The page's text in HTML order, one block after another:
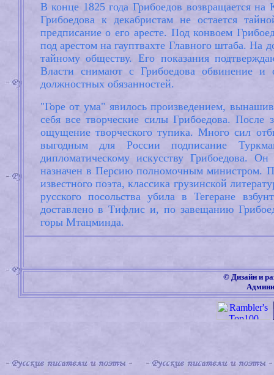
В конце 1825 года Грибоедов возвращается на
Грибоедова к декабристам не остается
предписание о его аресте. Под конвоем
под арестом на гауптвахте Главного штаба. На
тайному обществу. Его показания
Власти снимают с Грибоедова обвинение и
должностных обязанностей.
"Горе от ума" явилось произведением,
себя все творческие силы Грибоедова. После
ощущение творческого тупика. Много сил
выгодным для России подписание
дипломатическому искусству Грибоедова.
назначен в Персию полномочным министром.
известного поэта, классика грузинской
русского посольства убила в Тегеране
доставлено в Тифлис и, по завещанию
горы Мтацминда.
© Дизайн и